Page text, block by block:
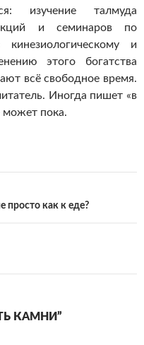
изучение талмуда
и семинаров по
и
этого богатства
всё свободное время.
Иногда пишет «в
может пока.
просто как к еде?
КАМНИ”